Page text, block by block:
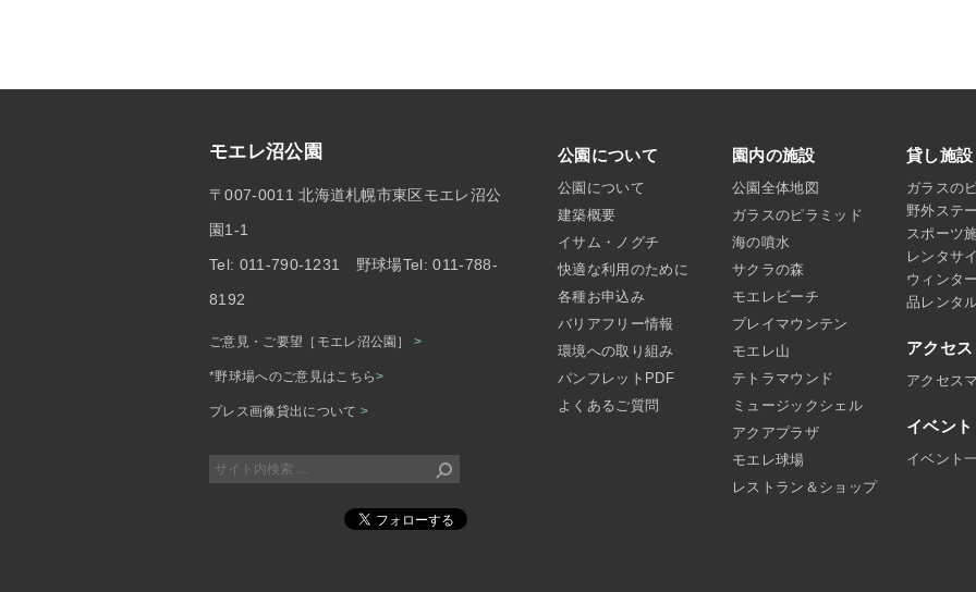
モエレ沼公園
〒007-0011 北海道札幌市東区モエレ沼公
園1-1
Tel: 011-790-1231 野球場Tel: 011-788-
8192
ご意見・ご要望［モエレ沼公園］>
*野球場へのご意見はこちら>
プレス画像貸出について >
公園について
公園について
建築概要
イサム・ノグチ
快適な利用のために
各種お申込み
バリアフリー情報
環境への取り組み
パンフレットPDF
よくあるご質問
園内の施設
公園全体地図
ガラスのピラミッド
海の噴水
サクラの森
モエレビーチ
プレイマウンテン
モエレ山
テトラマウンド
ミュージックシェル
アクアプラザ
モエレ球場
レストラン＆ショップ
貸し施設
ガラスの
野外ステ
スポーツ
レンタサ
ウィンタ
品レンタ
アクセス
アクセス
イベント
イベント